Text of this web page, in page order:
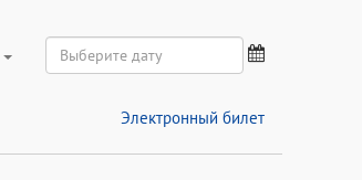
Электронный билет